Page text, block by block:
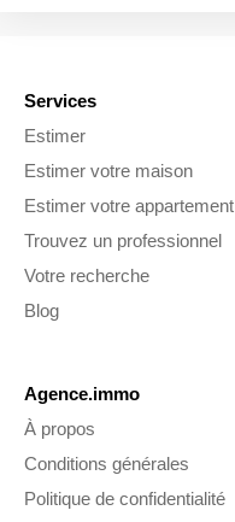
Services
Estimer
Estimer votre maison
Estimer votre appartement
Trouvez un professionnel
Votre recherche
Blog
Agence.immo
À propos
Conditions générales
Politique de confidentialité